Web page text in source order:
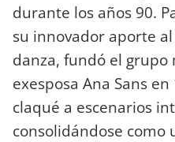
durante los años 90.
su innovador aporte
danza, fundó el grupo
exesposa Ana Sans
claqué a escenarios
consolidándose como